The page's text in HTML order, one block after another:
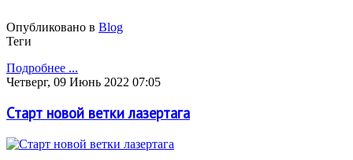
Опубликовано в Blog
Теги
Подробнее ...
Четверг, 09 Июнь 2022 07:05
Старт новой ветки лазертага